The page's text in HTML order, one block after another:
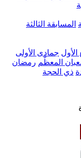
المسابقة الثالثة
الأول جمادى الأولى
المعظّم رمضان
ذي الحجة